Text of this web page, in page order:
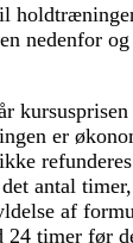
nedenfor
er
refunderes
antal
af
24 timer før